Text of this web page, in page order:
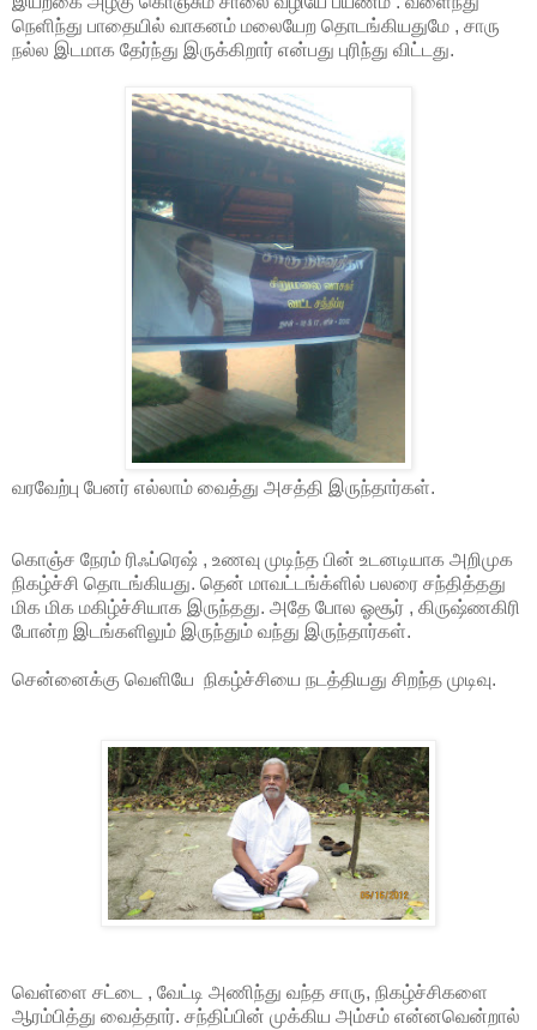
நெளிந்து பாதையில் வாகனம் மலையேற தொடங்கியதுமே , சாரு
நல்ல இடமாக தேர்ந்து இருக்கிறார் என்பது புரிந்து விட்டது.
வரவேற்பு பேனர் எல்லாம் வைத்து அசத்தி இருந்தார்கள்.
கொஞ்ச நேரம் ரிஃப்ரெஷ் , உணவு முடிந்த பின் உடனடியாக அறிமுக
நிகழ்ச்சி தொடங்கியது. தென் மாவட்டங்க்ளில் பலரை சந்தித்தது
மிக மிக மகிழ்ச்சியாக இருந்தது. அதே போல ஓசூர் , கிருஷ்ணகிரி
போன்ற இடங்களிலும் இருந்தும் வந்து இருந்தார்கள்.
சென்னைக்கு வெளியே நிகழ்ச்சியை நடத்தியது சிறந்த முடிவு.
வெள்ளை சட்டை , வேட்டி அணிந்து வந்த சாரு, நிகழ்ச்சிகளை
ஆரம்பித்து வைத்தார். சந்திப்பின் முக்கிய அம்சம் என்னவென்றால்